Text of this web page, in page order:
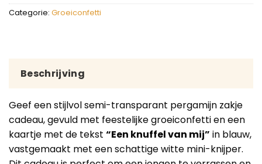
Categorie: Groeiconfetti
Beschrijving
Geef een stijlvol semi-transparant pergamijn zakje
cadeau, gevuld met feestelijke groeiconfetti en een
kaartje met de tekst “Een knuffel van mij” in blauw,
vastgemaakt met een schattige witte mini-knijper.